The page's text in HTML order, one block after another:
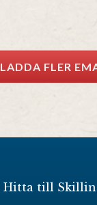
LADDA FLER
Hitta till